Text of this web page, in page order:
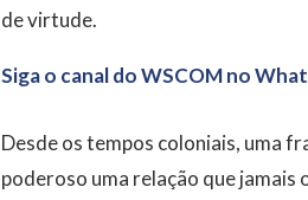
de virtude.
Siga o canal do WSCOM no
Desde os tempos coloniais, uma
poderoso uma relação que jamais